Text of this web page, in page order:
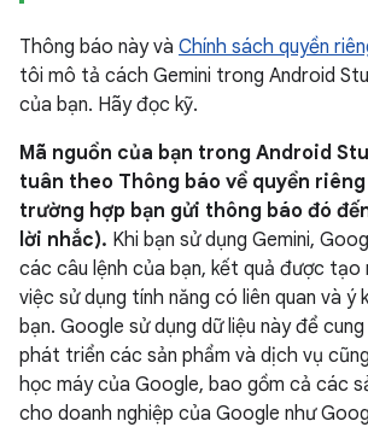
Thông báo này và Chính sách quyền
tôi mô tả cách Gemini trong Android
của bạn. Hãy đọc kỹ.
Mã nguồn của bạn trong Android
tuân theo Thông báo về quyền
trường hợp bạn gửi thông báo đó
lời nhắc). Khi bạn sử dụng Gemini,
các câu lệnh của bạn, kết quả được
việc sử dụng tính năng có liên quan và ý
bạn. Google sử dụng dữ liệu này để
phát triển các sản phẩm và dịch vụ
học máy của Google, bao gồm cả các
cho doanh nghiệp của Google như